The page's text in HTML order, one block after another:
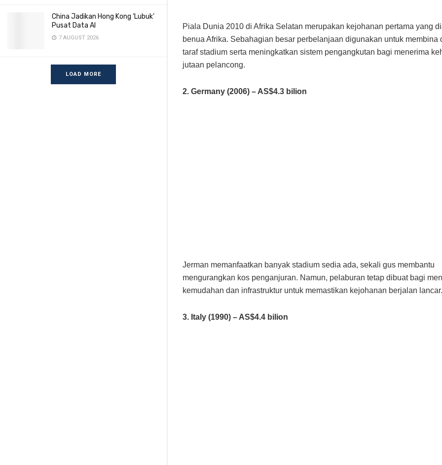
China Jadikan Hong Kong ‘Lubuk’
Pusat Data AI
7 AUGUST 2026
LOAD MORE
Piala Dunia 2010 di Afrika Selatan merupakan kejohanan pertama yang
benua Afrika. Sebahagian besar perbelanjaan digunakan untuk membina
taraf stadium serta meningkatkan sistem pengangkutan bagi menerima
jutaan pelancong.
2. Germany (2006) – AS$4.3 bilion
Jerman memanfaatkan banyak stadium sedia ada, sekali gus membantu
mengurangkan kos penganjuran. Namun, pelaburan tetap dibuat bagi
kemudahan dan infrastruktur untuk memastikan kejohanan berjalan lancar.
3. Italy (1990) – AS$4.4 bilion